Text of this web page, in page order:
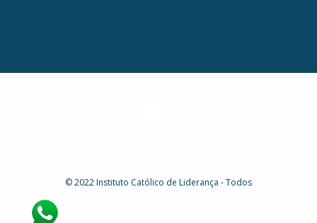
© 2022 Instituto Católico de Liderança - Todos